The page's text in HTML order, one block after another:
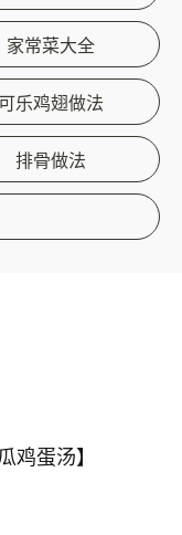
家常菜大全
可乐鸡翅做法
排骨做法
鸡蛋汤】